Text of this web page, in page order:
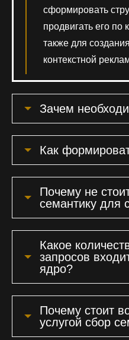
сформировать
продвигать его по
также для
контекстной
Зачем
Как
Почему не
семантику для
Какое
запросов
ядро?
Почему стоит
услугой сбор